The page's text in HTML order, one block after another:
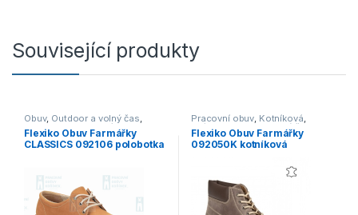
Související produkty
Obuv, Outdoor a volný čas,
Polobotky , Pracovní obuv
Trekingová,Vycházková
Flexiko Obuv Farmářky
CLASSICS 092106 polobotka
Pracovní obuv, Kotníková,
O1/O2 Outdoor a volný čas
Obuv,Vycházková
Flexiko Obuv Farmářky
092050K kotníková